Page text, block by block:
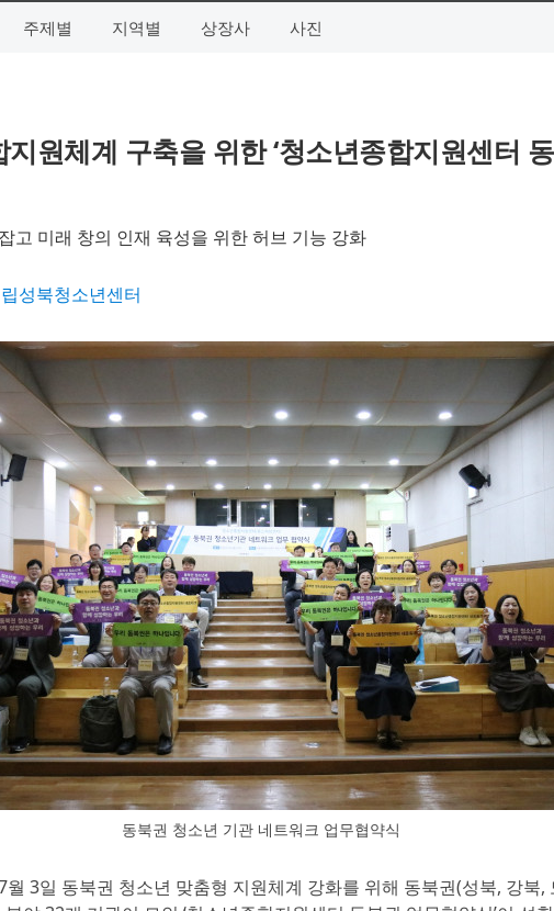
주제별 지역별 상장사 사진
원체계 구축을 위한 ‘청소년종합지원센터
고 미래 창의 인재 육성을 위한 허브 기능 강화
성북청소년센터
동북권 청소년 기관 네트워크 업무협약식
월 3일 동북권 청소년 맞춤형 지원체계 강화를 위해 동북권(성북, 강북,